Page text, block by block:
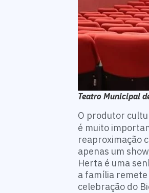
Teatro Municipal
O produtor
é muito
reaproximação
apenas um
Herta é uma
a família
celebração do